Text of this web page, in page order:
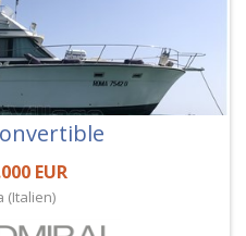
EUR
(Italien)